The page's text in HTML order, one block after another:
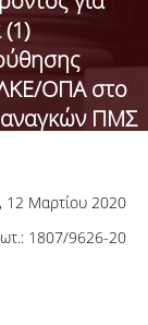
ΟΠΑ στο
αναγκών ΠΜΣ
12 Μαρτίου 2020
1807/9626-20